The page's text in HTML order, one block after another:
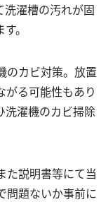
洗濯槽の汚れが固
。
カビ対策。放置
がる可能性もあり
洗濯機のカビ掃除
た説明書等にて当
問題ないか事前に